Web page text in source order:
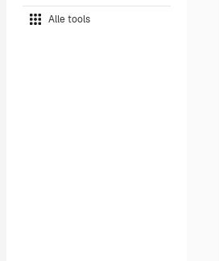
Alle tools